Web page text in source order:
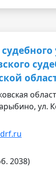
ул.
2038)